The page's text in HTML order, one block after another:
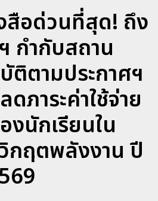
อด่วนที่สุด! ถึง
กำกับสถาน
ตามประกาศฯ
ภาระค่าใช้จ่าย
นักเรียนใน
กฤตพลังงาน ปี